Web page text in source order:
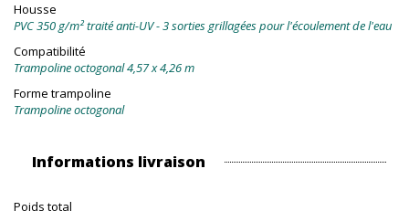
Housse
PVC 350 g/m² traité anti-UV - 3 sorties grillagées pour l'écoulement de l'eau
Compatibilité
Trampoline octogonal 4,57 x 4,26 m
Forme trampoline
Trampoline octogonal
Informations livraison
Poids total